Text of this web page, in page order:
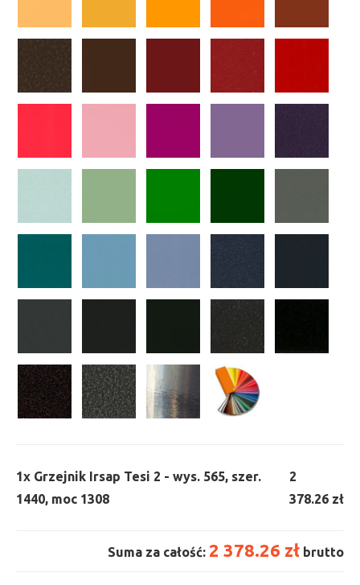
1x Grzejnik Irsap Tesi 2 - wys. 565, szer.
1440, moc 1308
2
378.26 zł
Suma za całość: 2 378.26 zł brutto